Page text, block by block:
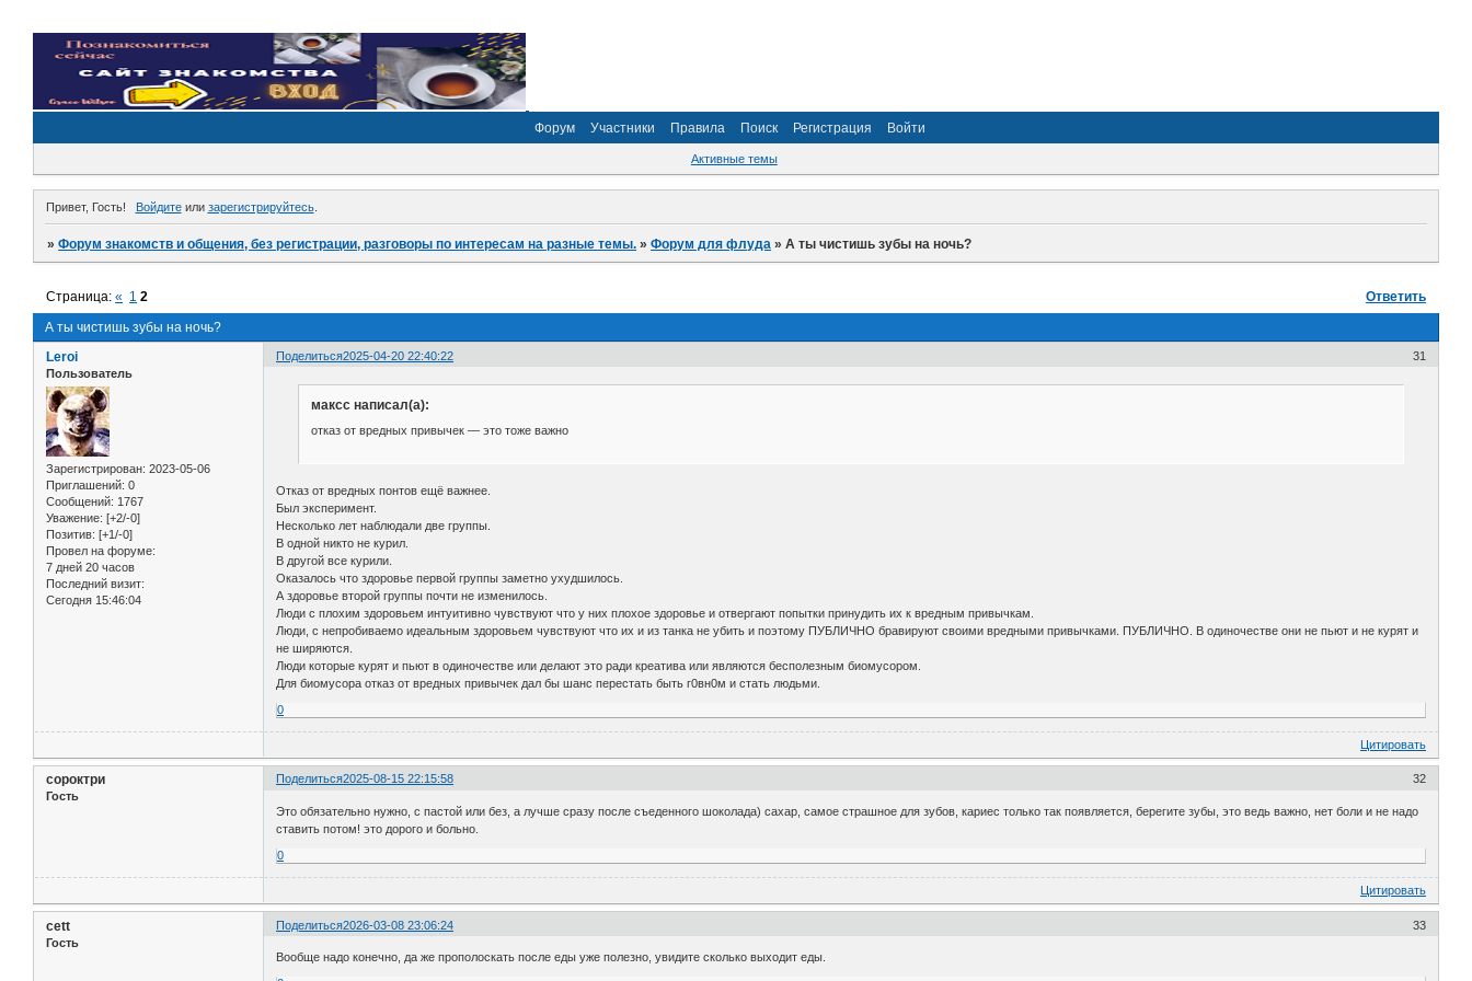
Форум Участники Правила Поиск Регистрация Войти
Активные темы
Привет, Гость! Войдитеили зарегистрируйтесь.
»Форум знакомств и общения, без регистрации, разговоры по интересам на разные темы. »Форум для флуда »А ты чистишь зубы на ночь?
А ты чистишь зубы на ночь?
Страница:« 1 2 Ответить
Поделиться 31
2025-04-20 22:40:22
Leroi
Пользователь
Зарегистрирован: 2023-05-06
Приглашений: 0
Сообщений: 1767
Уважение: [+2/-0]
Позитив: [+1/-0]
Провел на форуме:
7 дней 20 часов
Последний визит:
Сегодня 15:46:04
максс написал(а):
отказ от вредных привычек — это тоже важно
Отказ от вредных понтов ещё важнее.
Был эксперимент.
Несколько лет наблюдали две группы.
В одной никто не курил.
В другой все курили.
Оказалось что здоровье первой группы заметно ухудшилось.
А здоровье второй группы почти не изменилось.
Люди с плохим здоровьем интуитивно чувствуют что у них плохое здоровье и отвергают попытки принудить их к вредным привычкам.
Люди, с непробиваемо идеальным здоровьем чувствуют что их и из танка не убить и поэтому ПУБЛИЧНО бравируют своими вредными привычками. ПУБЛИЧНО. В одиночестве они не пьют и не курят и
не ширяются.
Люди которые курят и пьют в одиночестве или делают это ради креатива или являются бесполезным биомусором.
Для биомусора отказ от вредных привычек дал бы шанс перестать быть г0вн0м и стать людьми.
0
Цитировать
Поделиться 32
2025-08-15 22:15:58
сороктри
Гость
Это обязательно нужно, с пастой или без, а лучше сразу после съеденного шоколада) сахар, самое страшное для зубов, кариес только так появляется, берегите зубы, это ведь важно, нет боли и не надо
ставить потом! это дорого и больно.
0
Цитировать
Поделиться 33
2026-03-08 23:06:24
cett
Гость
Вообще надо конечно, да же прополоскать после еды уже полезно, увидите сколько выходит еды.